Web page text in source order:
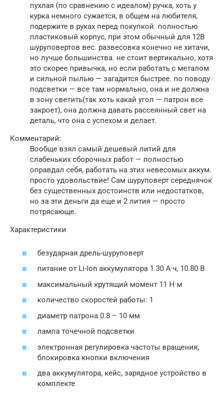
пухлая (по сравнению с идеалом) ручка, хоть у
курка немного сужается, в общем на любителя,
подержите в руках перед покупкой. полностью
пластиковый корпус, при этом обычный для 12В
шуруповертов вес. развесовка конечно не хитачи,
но лучше большинства. не стоит вертикально, хотя
это скорее привычка, но если работать с металом
и сильной пылью — загадится быстрее. по поводу
подсветки — все там нормально, она и не должна
в зону светить(так хоть какай угол — патрон все
закроет), она должна давать рассеянный свет на
деталь, что она с успехом и делает.
Комментарий:
Вообще взял самый дешевый литий для
слабеньких сборочных работ — полностью
оправдал себя, работать на этих невесомых аккум.
просто удовольствие! Сам шуруповерт середнячок
без существенных достоинств или недостатков,
но за эти деньги да еще и 2 лития — просто
потрясающе.
Характеристики
безударная дрель-шуруповерт
питание от Li-Ion аккумулятора 1.30 А·ч, 10.80 В
максимальный крутящий момент 11 Н·м
количество скоростей работы: 1
диаметр патрона 0.8 – 10 мм
лампа точечной подсветки
электронная регулировка частоты вращения,
блокировка кнопки включения
два аккумулятора, кейс, зарядное устройство в
комплекте